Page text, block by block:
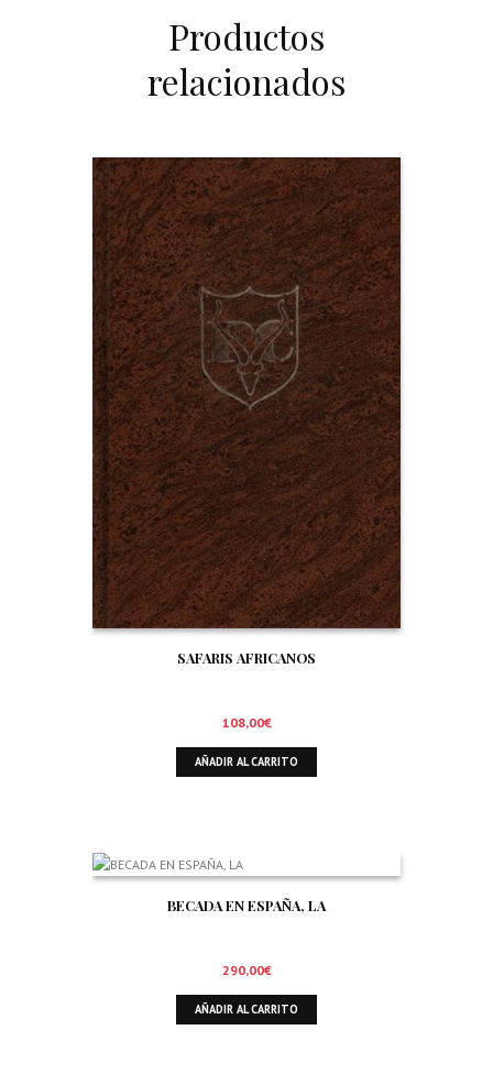
Productos
relacionados
SAFARIS AFRICANOS
108,00€
AÑADIR AL CARRITO
BECADA EN ESPAÑA, LA
290,00€
AÑADIR AL CARRITO